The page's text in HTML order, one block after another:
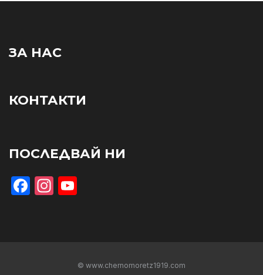
ЗА НАС
КОНТАКТИ
ПОСЛЕДВАЙ НИ
Facebook
Instagram
© www.chernomoretz1919.com